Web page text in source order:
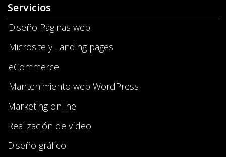
Servicios
Diseño Páginas web
Microsite y Landing pages
eCommerce
Mantenimiento web WordPress
Marketing online
Realización de vídeo
Diseño gráfico